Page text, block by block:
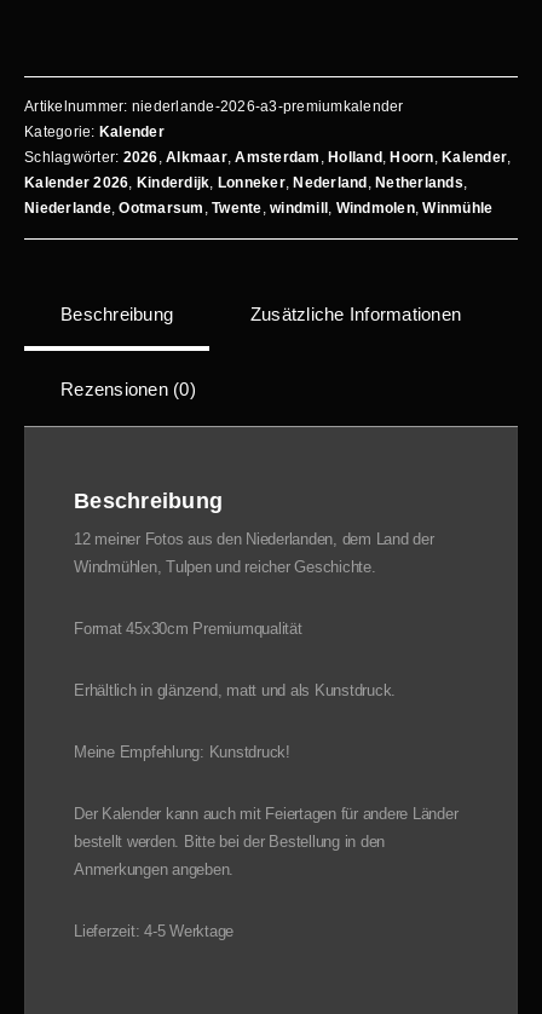
Artikelnummer: niederlande-2026-a3-premiumkalender
Kategorie: Kalender
Schlagwörter: 2026, Alkmaar,Amsterdam , Holland , Hoorn, Kalender,
Kalender 2026, Kinderdijk, Lonneker, Nederland , Netherlands,
Niederlande,Ootmarsum , Twente, windmill , Windmolen,Winmühle
Beschreibung Zusätzliche Informationen
Rezensionen (0)
Beschreibung
12 meiner Fotos aus den Niederlanden, dem Land der
Windmühlen, Tulpen und reicher Geschichte.
Format 45x30cm Premiumqualität
Erhältlich in glänzend, matt und als Kunstdruck.
Meine Empfehlung: Kunstdruck!
Der Kalender kann auch mit Feiertagen für andere Länder
bestellt werden. Bitte bei der Bestellung in den
Anmerkungen angeben.
Lieferzeit: 4-5 Werktage